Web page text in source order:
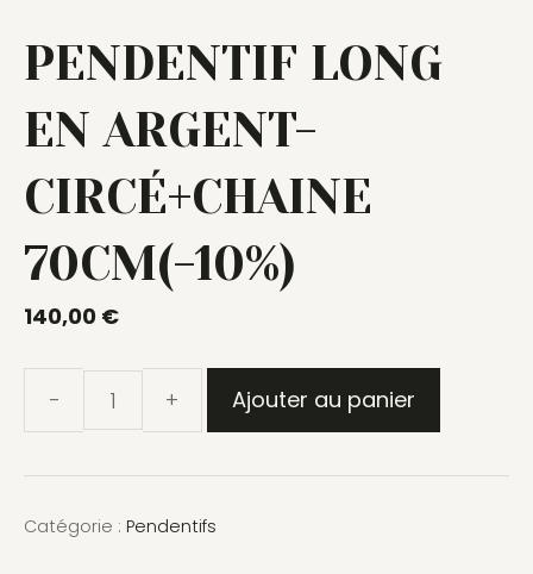
PENDENTIF LONG
EN ARGENT-
CIRCÉ+CHAINE
70CM(-10%)
140,00 €
quantité
long
Ajouter au panier
Catégorie : Pendentifs